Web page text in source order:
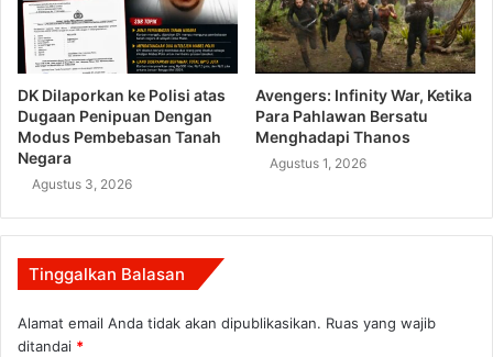
DK Dilaporkan ke Polisi atas
Dugaan Penipuan Dengan
Modus Pembebasan Tanah
Negara
Agustus 3, 2026
Avengers: Infinity War, Ketika
Para Pahlawan Bersatu
Menghadapi Thanos
Agustus 1, 2026
Tinggalkan Balasan
Alamat email Anda tidak akan dipublikasikan. Ruas yang wajib
ditandai *